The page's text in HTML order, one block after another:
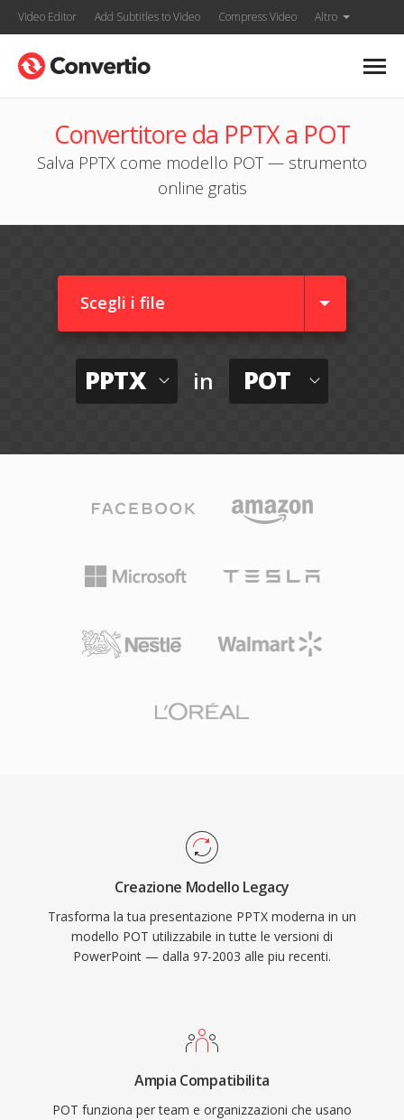
Video Editor Add Subtitles to Video Compress Video Altro
Convertitore da PPTX a POT
Salva PPTX come modello POT — strumento
online gratis
Scegli i file
PPTX in POT
Creazione Modello Legacy
Trasforma la tua presentazione PPTX moderna in un
modello POT utilizzabile in tutte le versioni di
PowerPoint — dalla 97-2003 alle piu recenti.
Ampia Compatibilita
POT funziona per team e organizzazioni che usano